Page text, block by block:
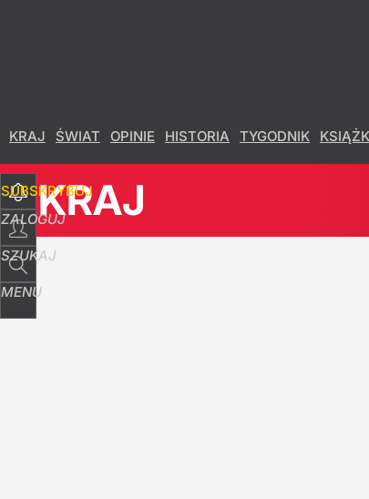
KRAJ ŚWIAT OPINIE HISTORIA TYGODNIK
SUBSKRYBUJ
ZALOGUJ
SZUKAJ
MENU
KRAJ